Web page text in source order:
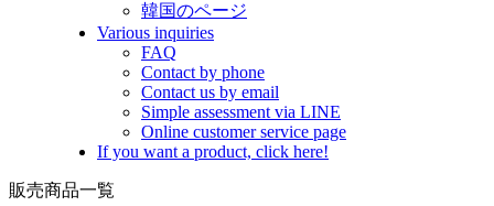
韓国のページ
Various inquiries
FAQ
Contact by phone
Contact us by email
Simple assessment via LINE
Online customer service page
If you want a product, click here!
販売商品一覧